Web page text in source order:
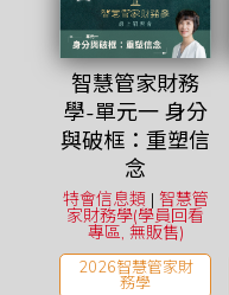
智慧管家財務
學-單元一 身分
與破框：重塑信
念
特會信息類 | 智慧管
家財務學(學員回看
專區, 無販售)
2026智慧管家財
務學